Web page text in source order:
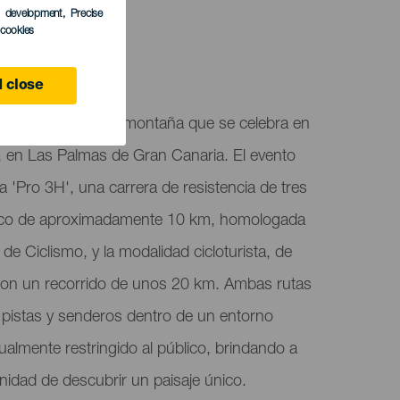
development, Precise
close
de ciclismo de montaña que se celebra en
en Las Palmas de Gran Canaria. El evento
'Pro 3H', una carrera de resistencia de tres
de aproximadamente 10 km, homologada
Ciclismo, y la modalidad cicloturista, de
un recorrido de unos 20 km. Ambas rutas
y senderos dentro de un entorno
restringido al público, brindando a
de descubrir un paisaje único.